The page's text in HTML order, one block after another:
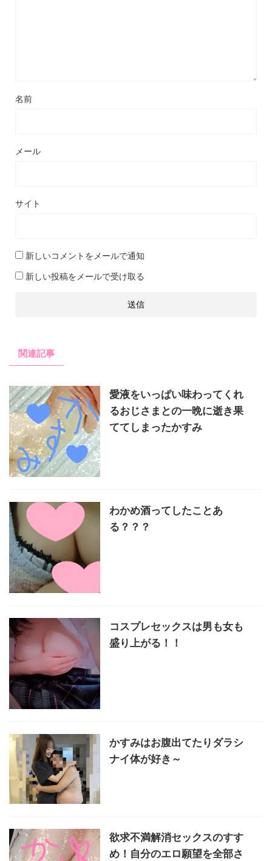
名前
メール
サイト
新しいコメントをメールで通知
新しい投稿をメールで受け取る
関連記事
愛液をいっぱい味わってくれ
るおじさまとの一晩に逝き果
ててしまったかすみ
わかめ酒ってしたことあ
る？？？
コスプレセックスは男も女も
盛り上がる！！
かすみはお腹出てたりダラシ
ナイ体が好き～
欲求不満解消セックスのすす
め！自分のエロ願望を全部さ